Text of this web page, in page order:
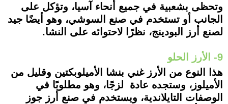
وتحظى بشعبية في جميع أنحاء آسيا، وتؤكل على
الجانب أو تستخدم في صنع السوشي، وهو أيضًا جيد
لصنع أرز البودينج، نظرًا لاحتوائه على النشا.
9- الأرز الحلو
هذا النوع من الأرز غني بنشا الأميلوبكتين وقليل من
الأميلوز، وستجده عادة لزجًا، وهو مطلوبًا في
الوصفات التايلاندية، ويستخدم في صنع أرز جوز